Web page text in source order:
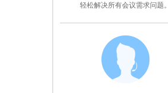
轻松解决所有会议需求问题。